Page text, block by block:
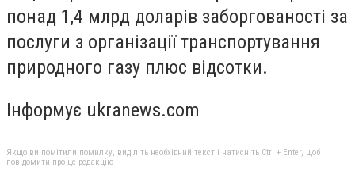
понад 1,4 млрд доларів заборгованості за
послуги з організації транспортування
природного газу плюс відсотки.
Інформує ukranews.com
Якщо ви помітили помилку, виділіть необхідний текст і натисніть Ctrl + Enter, щоб
повідомити про це редакцію